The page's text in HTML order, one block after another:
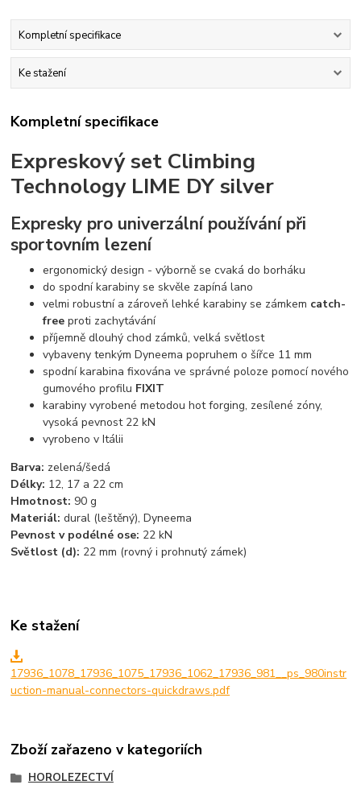
Kompletní specifikace
Ke stažení
Kompletní specifikace
Expreskový set Climbing
Technology LIME DY silver
Expresky pro univerzální používání při
sportovním lezení
ergonomický design - výborně se cvaká do borháku
do spodní karabiny se skvěle zapíná lano
velmi robustní a zároveň lehké karabiny se zámkem catch-
free proti zachytávání
příjemně dlouhý chod zámků, velká světlost
vybaveny tenkým Dyneema popruhem o šířce 11 mm
spodní karabina fixována ve správné poloze pomocí nového
gumového profilu FIXIT
karabiny vyrobené metodou hot forging, zesílené zóny,
vysoká pevnost 22 kN
vyrobeno v Itálii
Barva: zelená/šedá
Délky: 12, 17 a 22 cm
Hmotnost: 90 g
Materiál: dural (leštěný), Dyneema
Pevnost v podélné ose: 22 kN
Světlost (d): 22 mm (rovný i prohnutý zámek)
Ke stažení
17936_1078_17936_1075_17936_1062_17936_981__ps_980instr
uction-manual-connectors-quickdraws.pdf
Zboží zařazeno v kategoriích
HOROLEZECTVÍ